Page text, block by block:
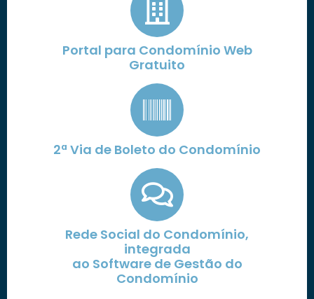
Portal para Condomínio Web
Gratuito
2ª Via de Boleto do Condomínio
Rede Social do Condomínio,
integrada
ao Software de Gestão do
Condomínio